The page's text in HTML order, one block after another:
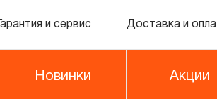
Гарантия и сервис Доставка и
Новинки Акции